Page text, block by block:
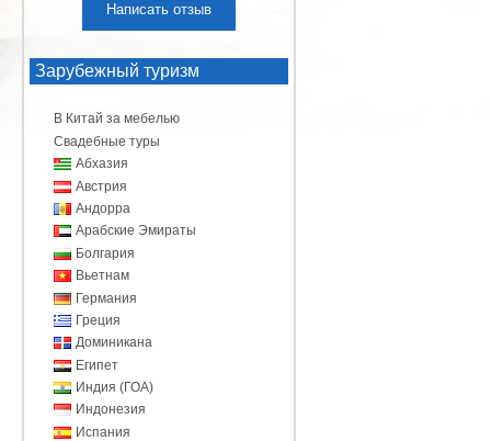
Написать отзыв
Зарубежный туризм
В Китай за мебелью
Свадебные туры
Абхазия
Австрия
Андорра
Арабские Эмираты
Болгария
Вьетнам
Германия
Греция
Доминикана
Египет
Индия (ГОА)
Индонезия
Испания